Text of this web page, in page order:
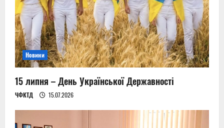
t
i
o
n
Новини
15 липня – День Української Державності
ЧФКТД 15.07.2026